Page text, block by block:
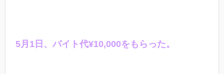
5月 1 日、バイト代¥10,000をもらった。